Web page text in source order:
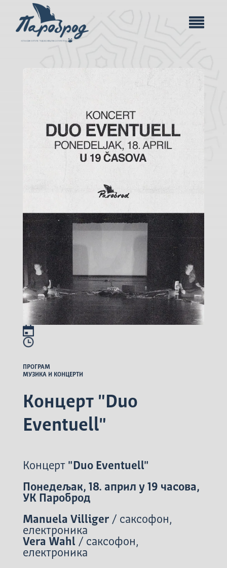
ПРОГРАМ
МУЗИКА И КОНЦЕРТИ
Концерт "Duo
Eventuell"
Концерт "Duo Eventuell"
Понедељак, 18. април у 19 часова,
УК Пароброд
Manuela Villiger / саксофон,
електроника
Vera Wahl / саксофон,
електроника